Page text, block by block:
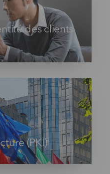
des clients
(PKI)